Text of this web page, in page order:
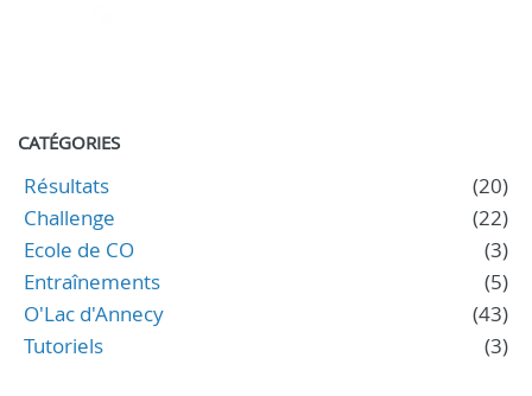
CATÉGORIES
Résultats
(20)
Challenge
(22)
Ecole de CO
(3)
Entraînements
(5)
O'Lac d'Annecy
(43)
Tutoriels
(3)